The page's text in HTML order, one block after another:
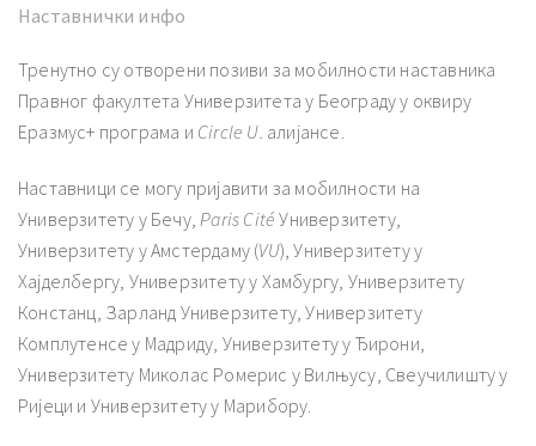
Наставнички инфо
Тренутно су отворени позиви за мобилности наставника
Правног факултета Универзитета у Београду у оквиру
Еразмус+ програма и Circle U. алијансе.
Наставници се могу пријавити за мобилности на
Универзитету у Бечу, Paris Cité Универзитету,
Универзитету у Амстердаму (VU), Универзитету у
Хајделбергу, Универзитету у Хамбургу, Универзитету
Констанц, Зарланд Универзитету, Универзитету
Комплутенсе у Мадриду, Универзитету у Ђирони,
Универзитету Миколас Ромерис у Вилњусу, Свеучилишту у
Ријеци и Универзитету у Марибору.